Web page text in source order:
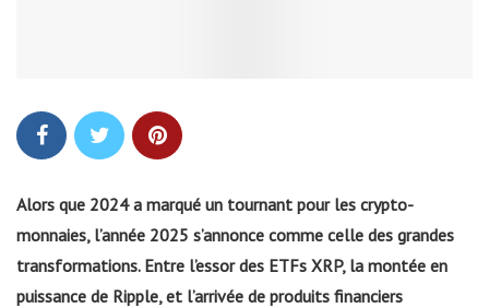
Alors que 2024 a marqué un tournant pour les crypto-
monnaies, l’année 2025 s’annonce comme celle des grandes
transformations. Entre l’essor des ETFs XRP, la montée en
puissance de Ripple, et l’arrivée de produits financiers